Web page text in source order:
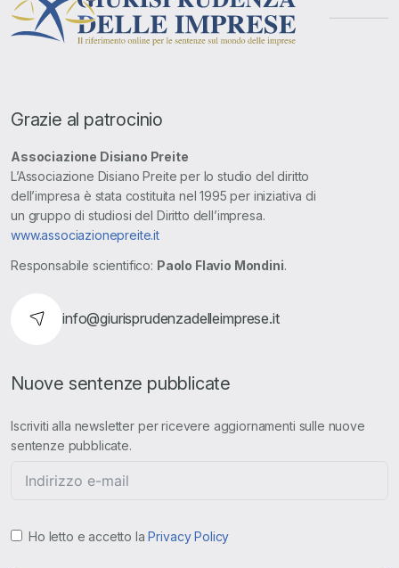
Grazie al patrocinio
Associazione Disiano Preite
L’Associazione Disiano Preite per lo studio del diritto
dell’impresa è stata costituita nel 1995 per iniziativa di
un gruppo di studiosi del Diritto dell’impresa.
www.associazionepreite.it
Responsabile scientifico: Paolo Flavio Mondini.
info@giurisprudenzadelleimprese.it
Nuove sentenze pubblicate
Iscriviti alla newsletter per ricevere aggiornamenti sulle nuove
sentenze pubblicate.
Ho letto e accetto laPrivacy Policy